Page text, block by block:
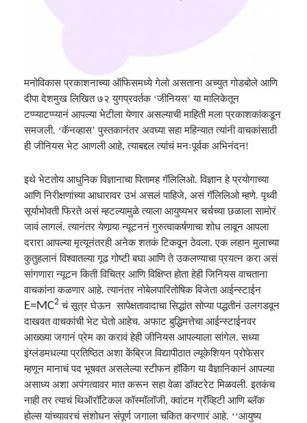
मनोविकास प्रकाशनाच्या ऑफिसमध्ये गेलो असतानाअच्युतगोडबोले आणि
दीपा देशमुख लिखित ७२युगप्रवर्तक ‘जीनियस’ या मालिकेतून
टप्प्याटप्प्यानं आपल्या भेटीला येणार असल्याची माहिती मला प्रकाशकांकडून
समजली. ‘कॅनव्हास’ पुस्तकानंतर अवघ्या सहा महिन्यात त्यांनी वाचकांसाठी
ही जीनियस भेट आणली आहे,त्याबद्दल त्यांचं मनःपूर्वक अभिनंदन!
इथे भेटतोय आधुनिक विज्ञानाचा पितामह गॅलिलिओ. विज्ञान हे प्रयोगाच्या
आणि निरीक्षणांच्या आधारावर उभं असलं पाहिजे, असं गॅलिलिओ म्हणे. पृथ्वी
सूर्याभोवती फिरते असं म्हटल्यामुळे त्याला आयुष्यभर चर्चच्या छळाला सामोरं
जावं लागलं. त्यानंतर येणार्‍यान्यूटननं गुरुत्वाकर्षणाचा शोध लावून आपला
दरारा आपल्या मृत्यूनंतरही अनेक शतकं टिकवून ठेवला. एक लहान मुलाच्या
कुतुहलानं विश्‍वातल्या गूढ गोष्टी बघा आणि ते उकलण्याचा प्रयत्न करा असं
सांगणारान्यूटन किती विचित्र आणि विक्षिप्त होता हेही जिनियस वाचताना
वाचकांना कळणार आहे. त्यानंतर नोबेलपारितोषिक विजेता आईन्स्टाईन
E=MC2 चं सूत्र घेऊन सापेक्षतावादाचा सिद्धांत सोप्या पद्धतीनं उलगडवून
दाखवत वाचकांची भेट घेतो आहेच. अफाट बुद्धिमत्तेचा आईन्स्टाईनवर
आख्ख्या जगानं प्रेम का करावं हेही जीनियस आपल्याला सांगेल. सध्या
इंग्लंडमधल्या प्रतिष्ठित अशा केंब्रिज विद्यापीठातल्यूकेशियन प्रोफेसर
म्हणून मानाचं पद भूषवत असलेल्या स्टीफन हॉकिंग या वैज्ञानिकानं आपल्या
असाध्य अशा अपंगत्वावर मात करून सहा वेळा डॉक्टरेट मिळवली. इतकंच
नाही तर त्याचं थिऑरॉटिकल कॉस्मॉलॉजी,क्वांटम ग्रॅव्हिटी आणि ब्लॅक
होल्स यांच्यावरचं संशोधन संपूर्ण जगाला चकित करणारं आहे. ‘‘आयुष्य